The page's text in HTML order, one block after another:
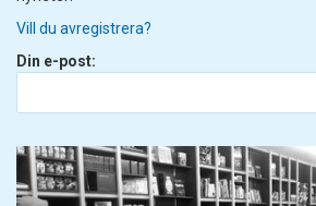
Vill du avregistrera?
Din e-post: